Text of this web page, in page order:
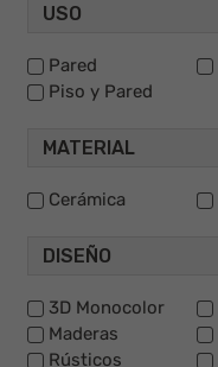
USO
Pared
Piso y Pared
MATERIAL
Cerámica
DISEÑO
3D Monocolor
Maderas
Rústicos